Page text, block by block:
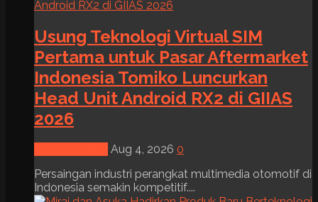
Usung Teknologi Virtual SIM
Pertama untuk Pasar Aftermarket
Indonesia Tomiko Luncurkan
Head Unit Android RX2 di GIIAS
2026
Aug 4, 2026 0
Persaingan industri perangkat multimedia otomotif di
Indonesia semakin kompetitif....